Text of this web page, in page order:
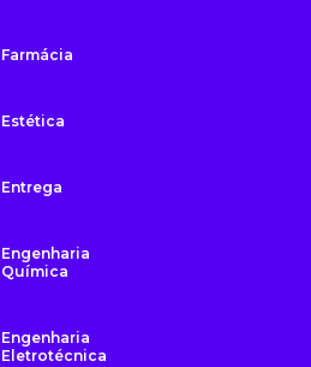
Farmácia
Estética
Entrega
Engenharia
Química
Engenharia
Eletrotécnica